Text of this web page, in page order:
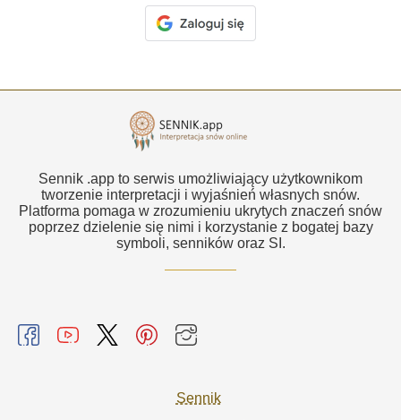
Sennik .app to serwis umożliwiający użytkownikom
tworzenie interpretacji i wyjaśnień własnych snów.
Platforma pomaga w zrozumieniu ukrytych znaczeń snów
poprzez dzielenie się nimi i korzystanie z bogatej bazy
symboli, senników oraz SI.
Sennik